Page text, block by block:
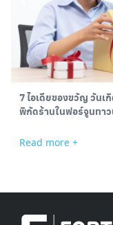
7 ไอเดียของขวัญ วันเ
พิกัดร้านในฟอร์จูนทา
Read more +